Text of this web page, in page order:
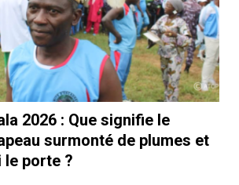
2026 : Que signifie le
surmonté de plumes et
le porte ?